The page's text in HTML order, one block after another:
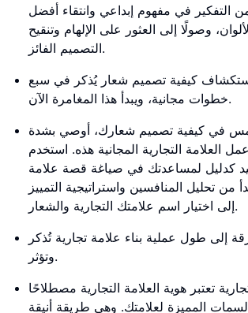
من التفكير في مفهوم إبداعي وانتقاء أفضل
وصولًا إلى العثور على الإلهام وتنقيح
التصميم الفائز.
كيفية تصميم شعار يُذكر في سبع
خطوات مجانية، ويبدأ هذا المغامرة الآن.
في كيفية تصميم شعارك، أوصي بشدة
العلامة التجارية المجانية هذه. استخدم
كدليل لمساعدتك في صياغة قصة علامة
من تحليل المنافسين واستراتيجية التمييز
إلى اختيار اسم علامتك التجارية والشعار.
إلى طول عملية بناء علامة تجارية تُذكر
وتؤثر.
تعتبر هوية العلامة التجارية مصطلاحًا
المميزة لعلامتك. وهي طريقة أنيقة